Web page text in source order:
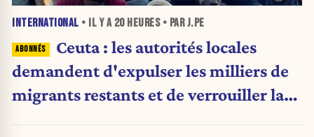
INTERNATIONAL • IL Y A 20 HEURES• PAR J.PE
Ceuta : les autorités locales
demandent d'expulser les milliers de
migrants restants et de verrouiller la